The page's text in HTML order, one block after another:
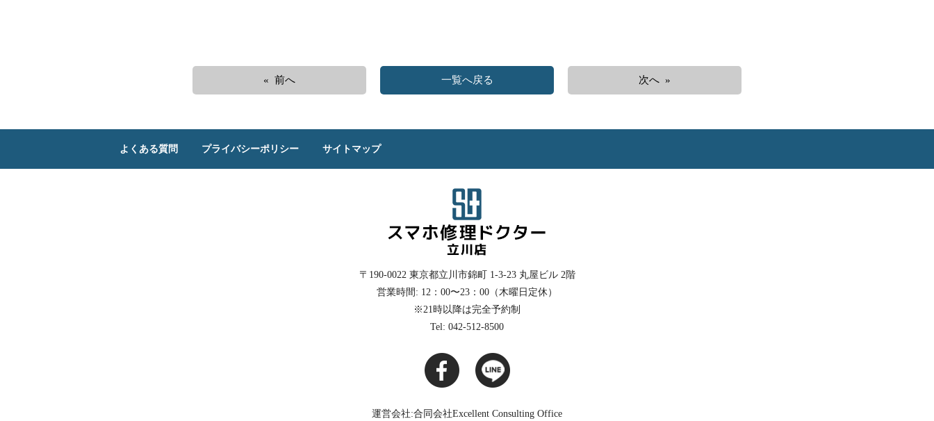
« 前へ 一覧へ戻る 次へ »
よくある質問 プライバシーポリシー サイトマップ
〒190-0022 東京都立川市錦町 1-3-23 丸屋ビル 2階
営業時間: 12：00〜23：00（木曜日定休）
※21時以降は完全予約制
Tel: 042-512-8500
運営会社:合同会社Excellent Consulting Office